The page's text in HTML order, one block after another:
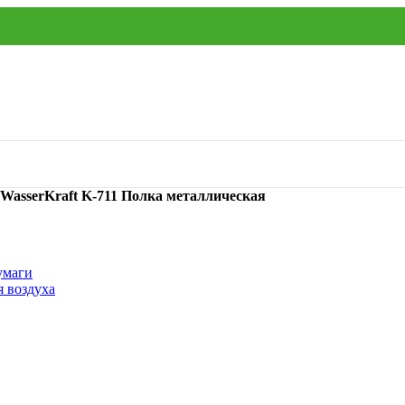
воздуха
WasserKraft K-711 Полка металлическая